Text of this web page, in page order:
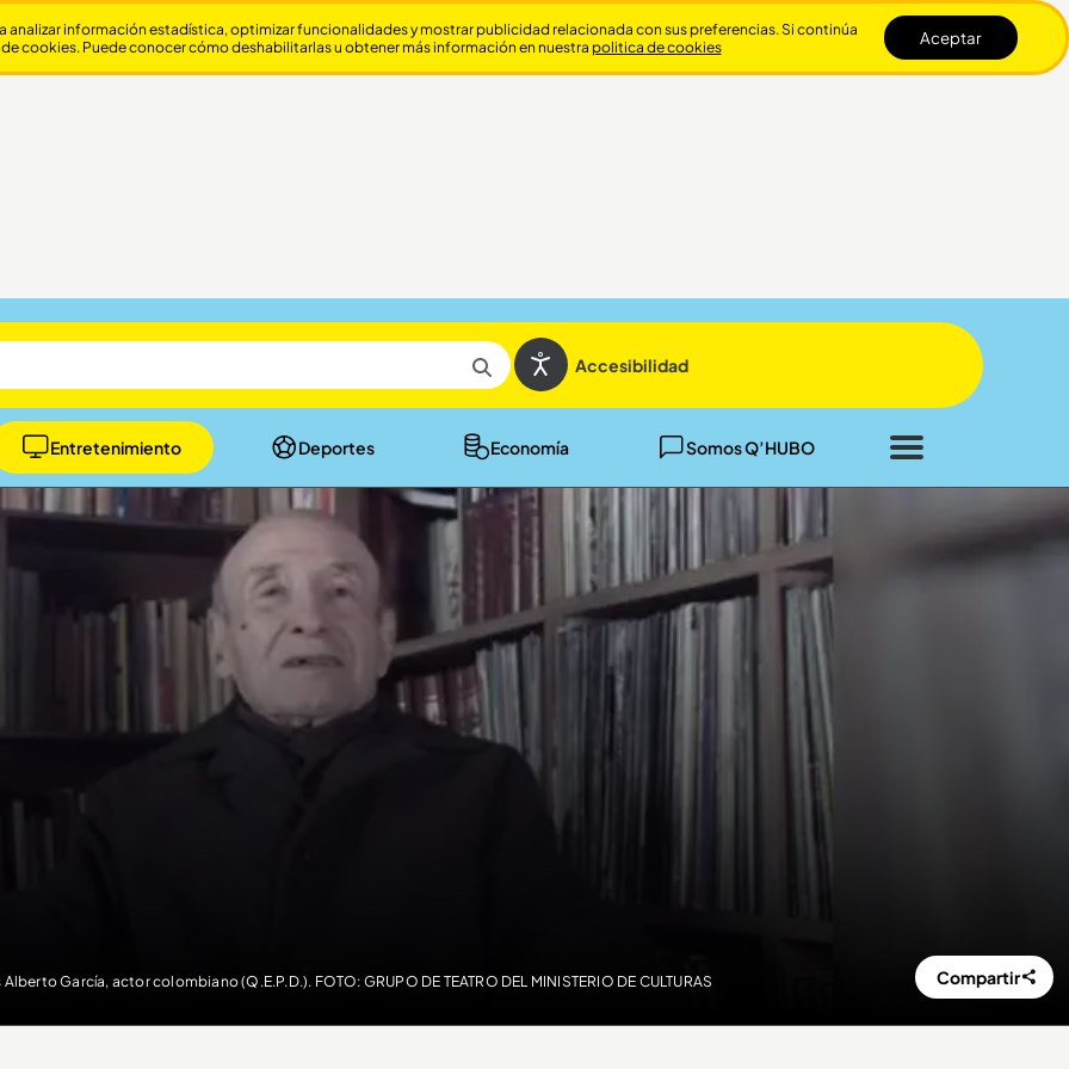
Accesibilidad
Entretenimiento Deportes Economía Somos Q’HUBO
Cerrar
Alberto García, actor colombiano (Q.E.P.D.). FOTO: GRUPO DE TEATRO DEL MINISTERIO DE CULTURAS Compartir
información estadística, optimizar funcionalidades y mostrar publicidad relacionada con sus preferencias. Si continúa
cookies. Puede conocer cómo deshabilitarlas u obtener más información en nuestra politica de cookies Aceptar